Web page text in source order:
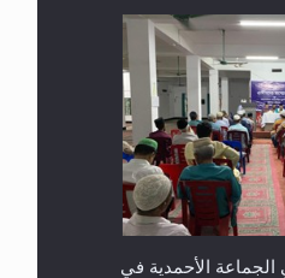
الأحمدية في